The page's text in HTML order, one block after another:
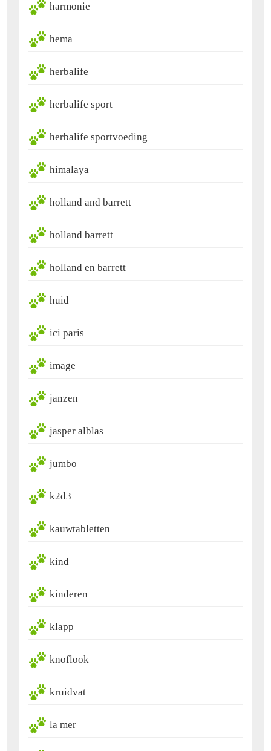
harmonie
hema
herbalife
herbalife sport
herbalife sportvoeding
himalaya
holland and barrett
holland barrett
holland en barrett
huid
ici paris
image
janzen
jasper alblas
jumbo
k2d3
kauwtabletten
kind
kinderen
klapp
knoflook
kruidvat
la mer